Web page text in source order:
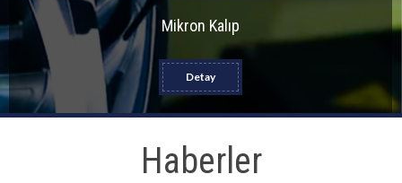
Mikron Kalıp
Detay
Haberler